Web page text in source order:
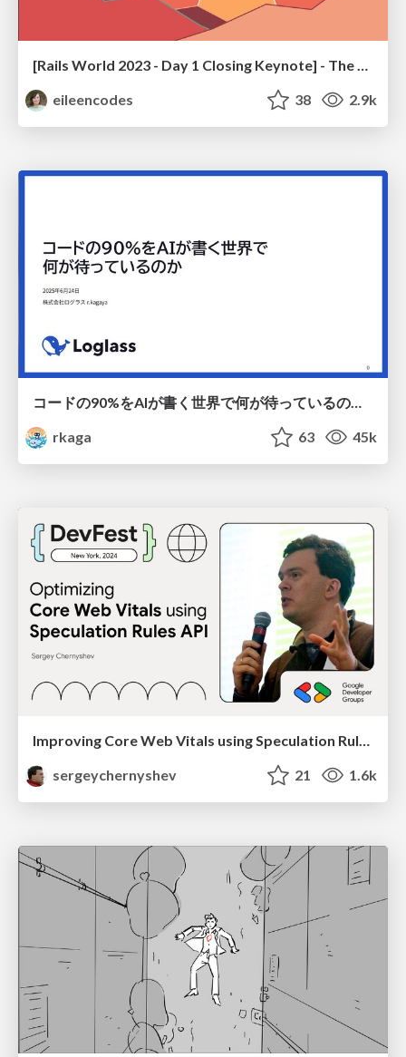
[Rails World 2023 - Day 1 Closing Keynote] - The Magic of Rails
eileencodes
38 2.9k
コードの90%をAIが書く世界で何が待っているのか / What awaits us in a world where 90% of the code is written by AI
rkaga
63 45k
Improving Core Web Vitals using Speculation Rules API
sergeychernyshev
21 1.6k